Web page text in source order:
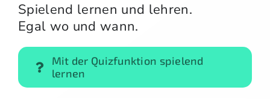
Spielend lernen und lehren.
Egal wo und wann.
Mit der Quizfunktion spielend
lernen